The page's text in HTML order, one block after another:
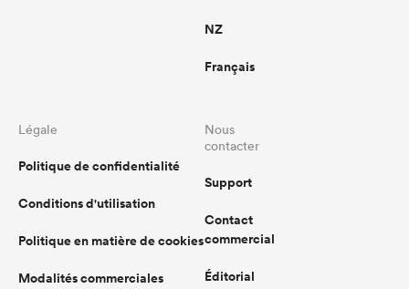
NZ
Français
Légale
Politique de confidentialité
Conditions d'utilisation
Politique en matière de cookies
Modalités commerciales
Nous
contacter
Support
Contact
commercial
Éditorial